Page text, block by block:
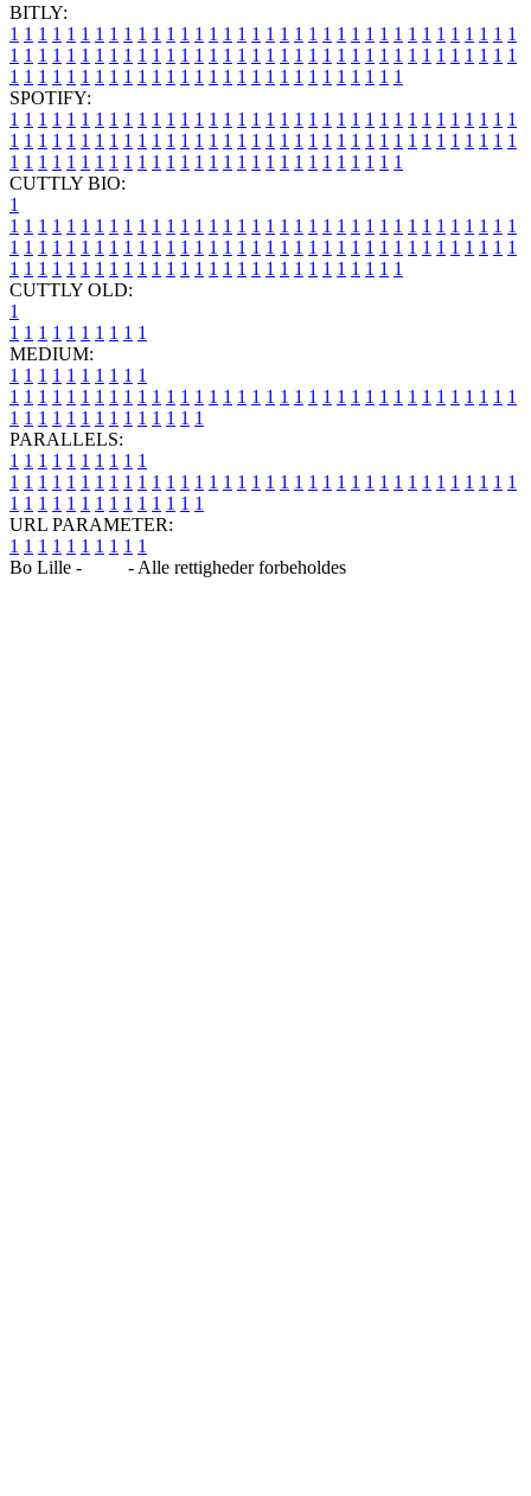
BITLY:
1 1 1 1 1 1 1 1 1 1 1 1 1 1 1 1 1 1 1 1 1 1 1 1 1 1 1 1 1 1 1 1 1 1 1 1
1 1 1 1 1 1 1 1 1 1 1 1 1 1 1 1 1 1 1 1 1 1 1 1 1 1 1 1 1 1 1 1 1 1 1 1
1 1 1 1 1 1 1 1 1 1 1 1 1 1 1 1 1 1 1 1 1 1 1 1 1 1 1 1
SPOTIFY:
1 1 1 1 1 1 1 1 1 1 1 1 1 1 1 1 1 1 1 1 1 1 1 1 1 1 1 1 1 1 1 1 1 1 1 1
1 1 1 1 1 1 1 1 1 1 1 1 1 1 1 1 1 1 1 1 1 1 1 1 1 1 1 1 1 1 1 1 1 1 1 1
1 1 1 1 1 1 1 1 1 1 1 1 1 1 1 1 1 1 1 1 1 1 1 1 1 1 1 1
CUTTLY BIO:
1
1 1 1 1 1 1 1 1 1 1 1 1 1 1 1 1 1 1 1 1 1 1 1 1 1 1 1 1 1 1 1 1 1 1 1 1
1 1 1 1 1 1 1 1 1 1 1 1 1 1 1 1 1 1 1 1 1 1 1 1 1 1 1 1 1 1 1 1 1 1 1 1
1 1 1 1 1 1 1 1 1 1 1 1 1 1 1 1 1 1 1 1 1 1 1 1 1 1 1 1
CUTTLY OLD:
1
1 1 1 1 1 1 1 1 1 1
MEDIUM:
1 1 1 1 1 1 1 1 1 1
1 1 1 1 1 1 1 1 1 1 1 1 1 1 1 1 1 1 1 1 1 1 1 1 1 1 1 1 1 1 1 1 1 1 1 1
1 1 1 1 1 1 1 1 1 1 1 1 1 1
PARALLELS:
1 1 1 1 1 1 1 1 1 1
1 1 1 1 1 1 1 1 1 1 1 1 1 1 1 1 1 1 1 1 1 1 1 1 1 1 1 1 1 1 1 1 1 1 1 1
1 1 1 1 1 1 1 1 1 1 1 1 1 1
URL PARAMETER:
1 1 1 1 1 1 1 1 1 1
Bo Lille -
- Alle rettigheder forbeholdes